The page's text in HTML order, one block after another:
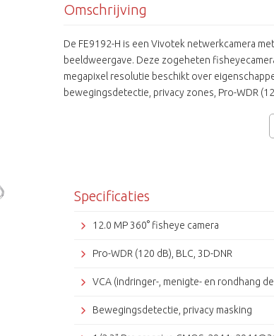
Omschrijving
De FE9192-H is een Vivotek netwerkcamera
beeldweergave. Deze zogeheten
megapixel resolutie beschikt over
bewegingsdetectie, privacy zones, Pro-WDR
Verder heeft de FE9192-H een microfoon, SD-
een mechanisch IR-filter voor echte zw/w
onopvallende FE9192-H heeft een zeer breed
toepassingsgebied voor gebruik in bijvoorbeeld
evenementen, horeca en in de transport wereld.
Specificaties
12.0 MP 360° fisheye camera
Pro-WDR (120 dB), BLC, 3D-DNR
VCA (indringer-, menigte- en rondhang
Bewegingsdetectie, privacy masking